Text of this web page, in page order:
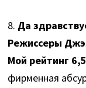
8. Да
Режиссеры
Мой рейтинг 6,5
фирменная